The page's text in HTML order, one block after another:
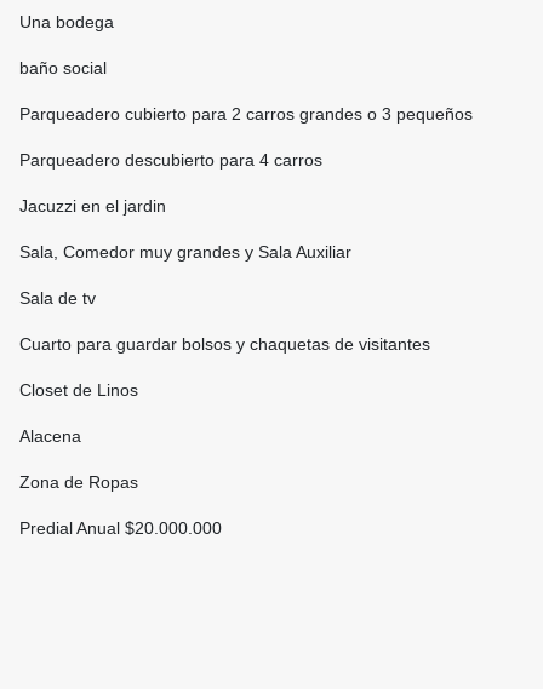
Una bodega
baño social
Parqueadero cubierto para 2 carros grandes o 3 pequeños
Parqueadero descubierto para 4 carros
Jacuzzi en el jardin
Sala, Comedor muy grandes y Sala Auxiliar
Sala de tv
Cuarto para guardar bolsos y chaquetas de visitantes
Closet de Linos
Alacena
Zona de Ropas
Predial Anual $20.000.000